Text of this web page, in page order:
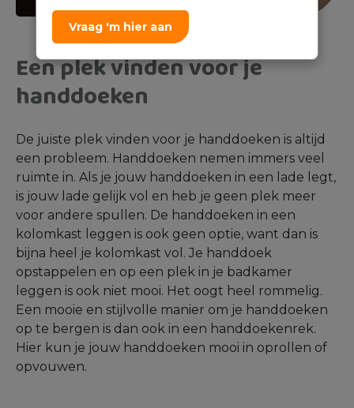
Vraag 'm hier aan
Een plek vinden voor je
handdoeken
De juiste plek vinden voor je handdoeken is altijd
een probleem. Handdoeken nemen immers veel
ruimte in. Als je jouw handdoeken in een lade legt,
is jouw lade gelijk vol en heb je geen plek meer
voor andere spullen. De handdoeken in een
kolomkast leggen is ook geen optie, want dan is
bijna heel je kolomkast vol. Je handdoek
opstappelen en op een plek in je badkamer
leggen is ook niet mooi. Het oogt heel rommelig.
Een mooie en stijlvolle manier om je handdoeken
op te bergen is dan ook in een handdoekenrek.
Hier kun je jouw handdoeken mooi in oprollen of
opvouwen.